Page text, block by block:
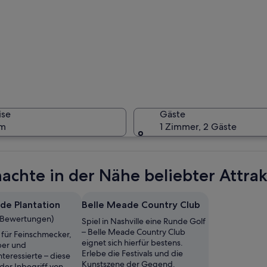
mit einer symmetrischen Fassade, Säulen und einem Balkon.
Ein
Gäste
1 Zimmer, 2 Gäste
in der Nähe beliebter
Plantation
für Feinschmecker,
und
– diese
Belle Meade Country Club
Spiel in Nashville eine Runde Golf
– Belle Meade Country Club
eignet sich hierfür bestens.
Erlebe die Festivals und die
Kunstszene der Gegend.